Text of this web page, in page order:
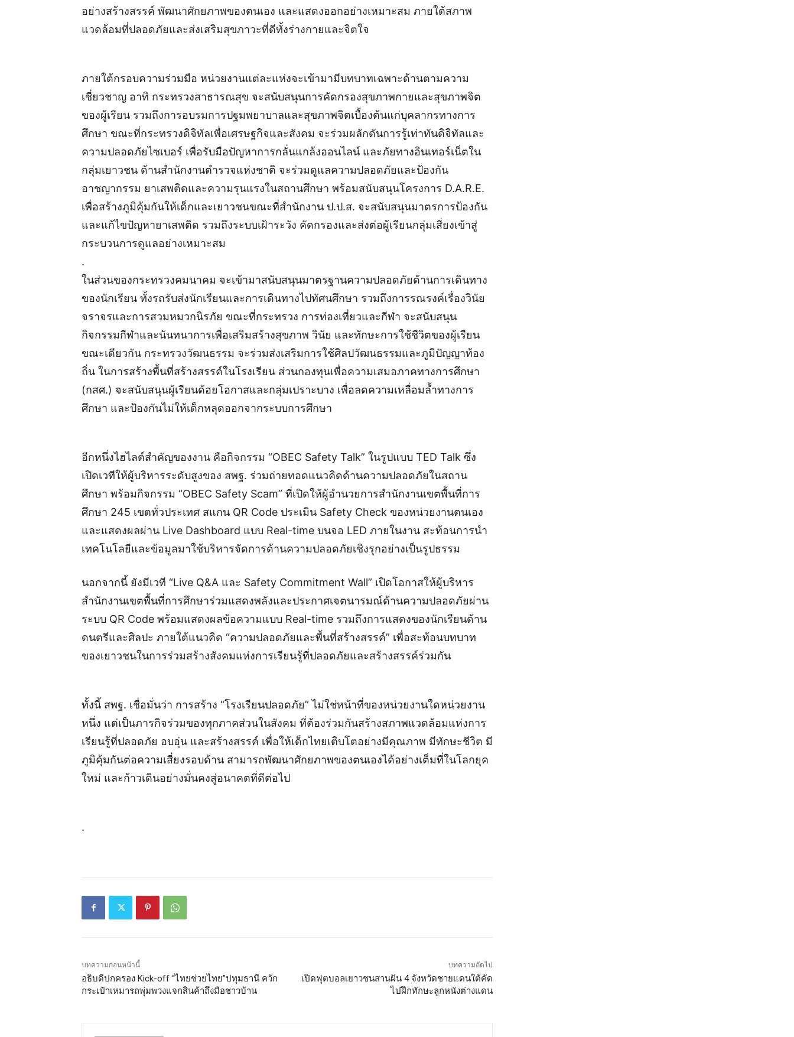
อย่างสร้างสรรค์ พัฒนาศักยภาพของตนเอง และแสดงออกอย่างเหมาะสม ภายใต้สภาพ
แวดล้อมที่ปลอดภัยและส่งเสริมสุขภาวะที่ดีทั้งร่างกายและจิตใจ
ภายใต้กรอบความร่วมมือ หน่วยงานแต่ละแห่งจะเข้ามามีบทบาทเฉพาะด้านตามความ
เชี่ยวชาญ อาทิ กระทรวงสาธารณสุข จะสนับสนุนการคัดกรองสุขภาพกายและสุขภาพจิต
ของผู้เรียน รวมถึงการอบรมการปฐมพยาบาลและสุขภาพจิตเบื้องต้นแก่บุคลากรทางการ
ศึกษา ขณะที่กระทรวงดิจิทัลเพื่อเศรษฐกิจและสังคม จะร่วมผลักดันการรู้เท่าทันดิจิทัลและ
ความปลอดภัยไซเบอร์ เพื่อรับมือปัญหาการกลั่นแกล้งออนไลน์ และภัยทางอินเทอร์เน็ตใน
กลุ่มเยาวชน ด้านสำนักงานตำรวจแห่งชาติ จะร่วมดูแลความปลอดภัยและป้องกัน
อาชญากรรม ยาเสพติดและความรุนแรงในสถานศึกษา พร้อมสนับสนุนโครงการ D.A.R.E.
เพื่อสร้างภูมิคุ้มกันให้เด็กและเยาวชนขณะที่สำนักงาน ป.ป.ส. จะสนับสนุนมาตรการป้องกัน
และแก้ไขปัญหายาเสพติด รวมถึงระบบเฝ้าระวัง คัดกรองและส่งต่อผู้เรียนกลุ่มเสี่ยงเข้าสู่
กระบวนการดูแลอย่างเหมาะสม
.
ในส่วนของกระทรวงคมนาคม จะเข้ามาสนับสนุนมาตรฐานความปลอดภัยด้านการเดินทาง
ของนักเรียน ทั้งรถรับส่งนักเรียนและการเดินทางไปทัศนศึกษา รวมถึงการรณรงค์เรื่องวินัย
จราจรและการสวมหมวกนิรภัย ขณะที่กระทรวง การท่องเที่ยวและกีฬา จะสนับสนุน
กิจกรรมกีฬาและนันทนาการเพื่อเสริมสร้างสุขภาพ วินัย และทักษะการใช้ชีวิตของผู้เรียน
ขณะเดียวกัน กระทรวงวัฒนธรรม จะร่วมส่งเสริมการใช้ศิลปวัฒนธรรมและภูมิปัญญาท้อง
ถิ่น ในการสร้างพื้นที่สร้างสรรค์ในโรงเรียน ส่วนกองทุนเพื่อความเสมอภาคทางการศึกษา
(กสศ.) จะสนับสนุนผู้เรียนด้อยโอกาสและกลุ่มเปราะบาง เพื่อลดความเหลื่อมล้ำทางการ
ศึกษา และป้องกันไม่ให้เด็กหลุดออกจากระบบการศึกษา
อีกหนึ่งไฮไลต์สำคัญของงาน คือกิจกรรม “OBEC Safety Talk” ในรูปแบบ TED Talk ซึ่ง
เปิดเวทีให้ผู้บริหารระดับสูงของ สพฐ. ร่วมถ่ายทอดแนวคิดด้านความปลอดภัยในสถาน
ศึกษา พร้อมกิจกรรม “OBEC Safety Scam” ที่เปิดให้ผู้อำนวยการสำนักงานเขตพื้นที่การ
ศึกษา 245 เขตทั่วประเทศ สแกน QR Code ประเมิน Safety Check ของหน่วยงานตนเอง
และแสดงผลผ่าน Live Dashboard แบบ Real-time บนจอ LED ภายในงาน สะท้อนการนำ
เทคโนโลยีและข้อมูลมาใช้บริหารจัดการด้านความปลอดภัยเชิงรุกอย่างเป็นรูปธรรม
นอกจากนี้ ยังมีเวที “Live Q&A และ Safety Commitment Wall” เปิดโอกาสให้ผู้บริหาร
สำนักงานเขตพื้นที่การศึกษาร่วมแสดงพลังและประกาศเจตนารมณ์ด้านความปลอดภัยผ่าน
ระบบ QR Code พร้อมแสดงผลข้อความแบบ Real-time รวมถึงการแสดงของนักเรียนด้าน
ดนตรีและศิลปะ ภายใต้แนวคิด “ความปลอดภัยและพื้นที่สร้างสรรค์” เพื่อสะท้อนบทบาท
ของเยาวชนในการร่วมสร้างสังคมแห่งการเรียนรู้ที่ปลอดภัยและสร้างสรรค์ร่วมกัน
ทั้งนี้ สพฐ. เชื่อมั่นว่า การสร้าง “โรงเรียนปลอดภัย” ไม่ใช่หน้าที่ของหน่วยงานใดหน่วยงาน
หนึ่ง แต่เป็นภารกิจร่วมของทุกภาคส่วนในสังคม ที่ต้องร่วมกันสร้างสภาพแวดล้อมแห่งการ
เรียนรู้ที่ปลอดภัย อบอุ่น และสร้างสรรค์ เพื่อให้เด็กไทยเติบโตอย่างมีคุณภาพ มีทักษะชีวิต มี
ภูมิคุ้มกันต่อความเสี่ยงรอบด้าน สามารถพัฒนาศักยภาพของตนเองได้อย่างเต็มที่ในโลกยุค
ใหม่ และก้าวเดินอย่างมั่นคงสู่อนาคตที่ดีต่อไป
.
บทความก่อนหน้านี้
อธิบดีปกครอง Kick-off “ไทยช่วยไทย”ปทุมธานี ควัก
กระเป๋าเหมารถพุ่มพวงแจกสินค้าถึงมือชาวบ้าน
บทความถัดไป
เปิดฟุตบอลเยาวชนสานฝัน 4 จังหวัดชายแดนใต้คัด
ไปฝึกทักษะลูกหนังต่างแดน